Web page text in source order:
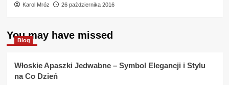
Karol Mróz 26 października 2016
You may have missed
Blog
Włoskie Apaszki Jedwabne – Symbol Elegancji i Stylu
na Co Dzień